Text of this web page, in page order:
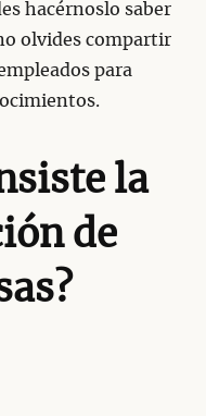
hacérnoslo saber
olvides compartir
para
la
de